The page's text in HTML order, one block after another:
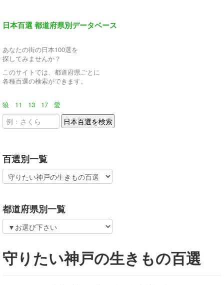
日本百選 都道府県別データベース
あなたの街の日本100選を
探してみませんか？
このサイトでは、都道府県ごとに
各種百選の検索ができます。
狼 11 13 17 愛
百選別一覧
都道府県別一覧
守りたい神戸の生きもの百選